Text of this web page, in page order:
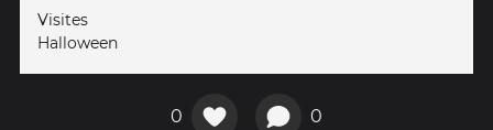
Visites
Halloween
0 0